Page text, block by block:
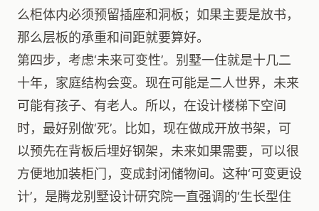
么柜体内必须预留插座和洞板；如果主要是放书，
那么层板的承重和间距就要算好。
第四步，考虑‘未来可变性’。别墅一住就是十几二
十年，家庭结构会变。现在可能是二人世界，未来
可能有孩子、有老人。所以，在设计楼梯下空间
时，最好别做‘死’。比如，现在做成开放书架，可
以预先在背板后埋好钢架，未来如果需要，可以很
方便地加装柜门，变成封闭储物间。这种‘可变更设
计’，是腾龙别墅设计研究院一直强调的‘生长型住